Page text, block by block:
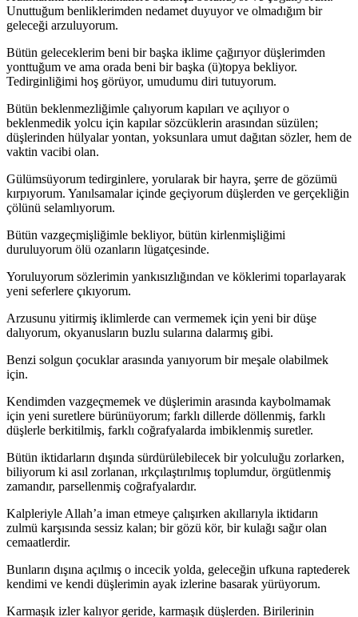
Unuttuğum benliklerimden nedamet duyuyor ve olmadığım bir
geleceği arzuluyorum.
Bütün geleceklerim beni bir başka iklime çağırıyor düşlerimden
yonttuğum ve ama orada beni bir başka (ü)topya bekliyor.
Tedirginliğimi hoş görüyor, umudumu diri tutuyorum.
Bütün beklenmezliğimle çalıyorum kapıları ve açılıyor o
beklenmedik yolcu için kapılar sözcüklerin arasından süzülen;
düşlerinden hülyalar yontan, yoksunlara umut dağıtan sözler, hem de
vaktin vacibi olan.
Gülümsüyorum tedirginlere, yorularak bir hayra, şerre de gözümü
kırpıyorum. Yanılsamalar içinde geçiyorum düşlerden ve gerçekliğin
çölünü selamlıyorum.
Bütün vazgeçmişliğimle bekliyor, bütün kirlenmişliğimi
duruluyorum ölü ozanların lügatçesinde.
Yoruluyorum sözlerimin yankısızlığından ve köklerimi toparlayarak
yeni seferlere çıkıyorum.
Arzusunu yitirmiş iklimlerde can vermemek için yeni bir düşe
dalıyorum, okyanusların buzlu sularına dalarmış gibi.
Benzi solgun çocuklar arasında yanıyorum bir meşale olabilmek
için.
Kendimden vazgeçmemek ve düşlerimin arasında kaybolmamak
için yeni suretlere bürünüyorum; farklı dillerde döllenmiş, farklı
düşlerle berkitilmiş, farklı coğrafyalarda imbiklenmiş suretler.
Bütün iktidarların dışında sürdürülebilecek bir yolculuğu zorlarken,
biliyorum ki asıl zorlanan, ırkçılaştırılmış toplumdur, örgütlenmiş
zamandır, parsellenmiş coğrafyalardır.
Kalpleriyle Allah’a iman etmeye çalışırken akıllarıyla iktidarın
zulmü karşısında sessiz kalan; bir gözü kör, bir kulağı sağır olan
cemaatlerdir.
Bunların dışına açılmış o incecik yolda, geleceğin ufkuna raptederek
kendimi ve kendi düşlerimin ayak izlerine basarak yürüyorum.
Karmaşık izler kalıyor geride, karmaşık düşlerden. Birilerinin